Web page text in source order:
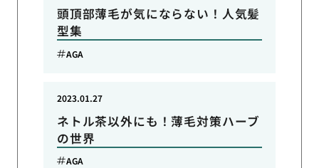
頭頂部薄毛が気にならない！人気髪
型集
AGA
ネトル茶以外にも！薄毛対策ハーブ
の世界
2023.01.27
AGA